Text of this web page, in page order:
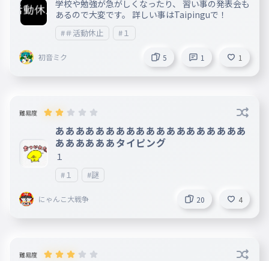
学校や勉強が急がしくなったり、 習い事の発表会も
あるので大変です。 詳しい事はTaipinguで！
#＃活動休止 #１
初音ミク 5 1 1
難易度
あああああああああああああああああああ
ああああああタイピング
１
#１ #謎
にゃんこ大戦争 20 4
難易度